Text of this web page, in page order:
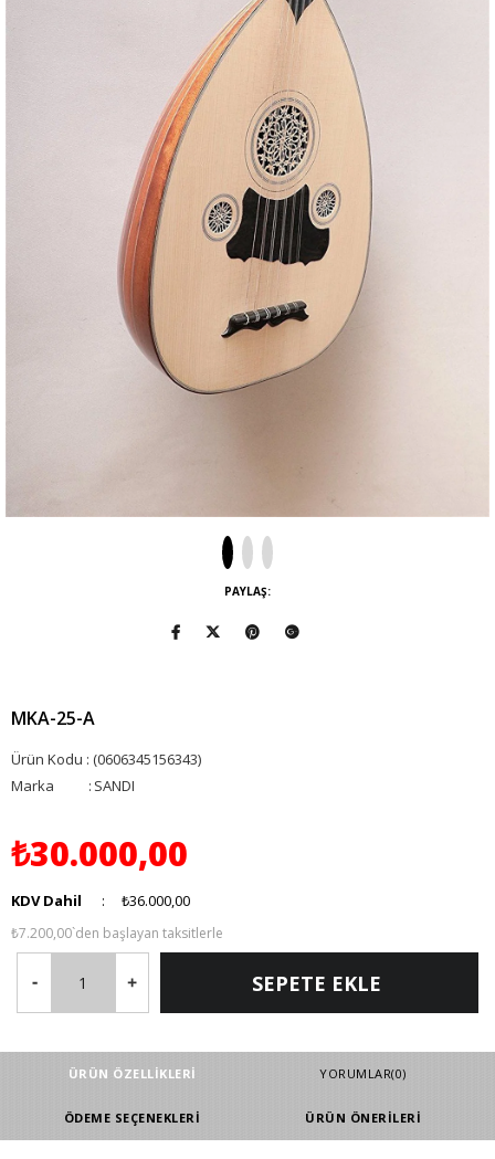
PAYLAŞ:
MKA-25-A
(0606345156343)
Marka
: SANDI
₺30.000,00
KDV Dahil : ₺36.000,00
₺7.200,00`den başlayan taksitlerle
ÜRÜN ÖZELLIKLERI YORUMLAR(0)
ÖDEME SEÇENEKLERI ÜRÜN ÖNERILERI